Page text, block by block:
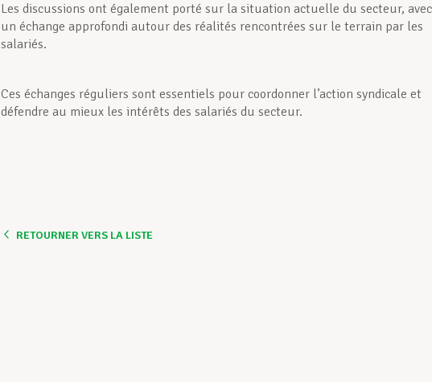
Les discussions ont également porté sur la situation actuelle du secteur, avec
un échange approfondi autour des réalités rencontrées sur le terrain par les
salariés.
Ces échanges réguliers sont essentiels pour coordonner l’action syndicale et
défendre au mieux les intérêts des salariés du secteur.
RETOURNER VERS LA LISTE